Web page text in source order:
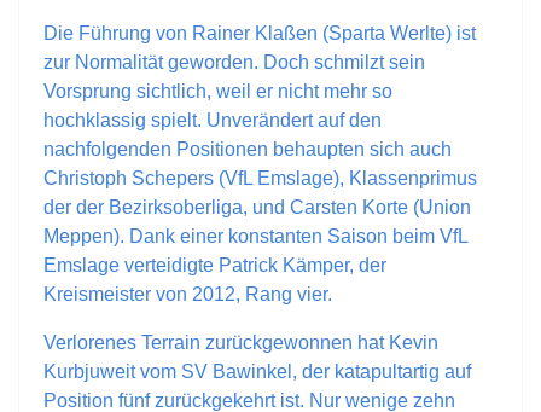
Die Führung von Rainer Klaßen (Sparta Werlte) ist
zur Normalität geworden. Doch schmilzt sein
Vorsprung sichtlich, weil er nicht mehr so
hochklassig spielt. Unverändert auf den
nachfolgenden Positionen behaupten sich auch
Christoph Schepers (VfL Emslage), Klassenprimus
der der Bezirksoberliga, und Carsten Korte (Union
Meppen). Dank einer konstanten Saison beim VfL
Emslage verteidigte Patrick Kämper, der
Kreismeister von 2012, Rang vier.
Verlorenes Terrain zurückgewonnen hat Kevin
Kurbjuweit vom SV Bawinkel, der katapultartig auf
Position fünf zurückgekehrt ist. Nur wenige zehn